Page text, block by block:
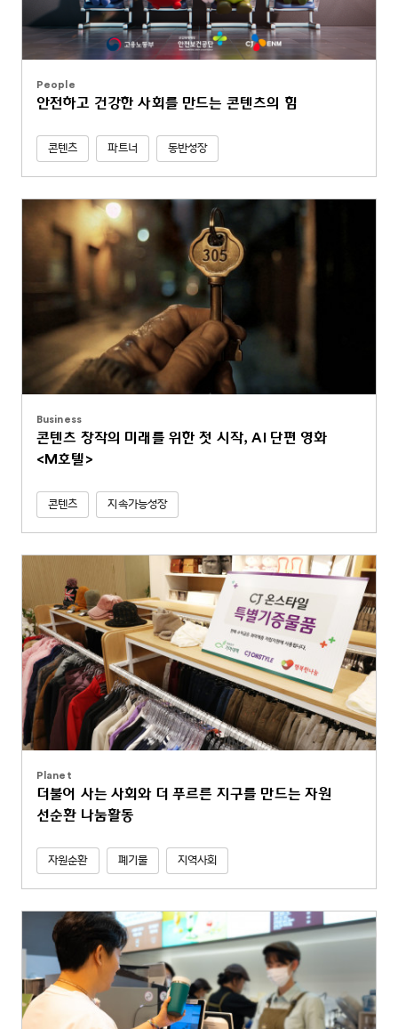
People
안전하고 건강한 사회를 만드는 콘텐츠의 힘
콘텐츠 파트너 동반성장
Business
콘텐츠 창작의 미래를 위한 첫 시작, AI 단편 영화
<M호텔>
콘텐츠 지속가능성장
Planet
더불어 사는 사회와 더 푸르른 지구를 만드는 자원
선순환 나눔활동
자원순환 폐기물 지역사회